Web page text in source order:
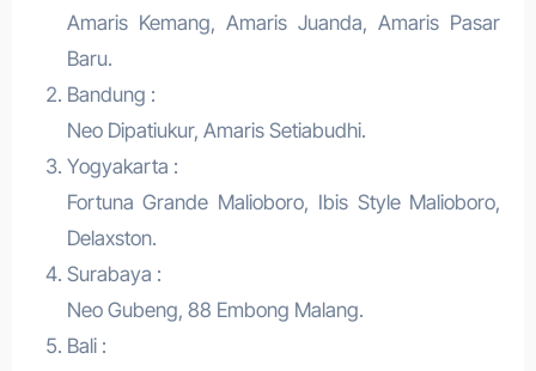
Amaris Kemang, Amaris Juanda, Amaris Pasar
Baru.
Bandung :
Neo Dipatiukur, Amaris Setiabudhi.
Yogyakarta :
Fortuna Grande Malioboro, Ibis Style Malioboro,
Delaxston.
Surabaya :
Neo Gubeng, 88 Embong Malang.
Bali :